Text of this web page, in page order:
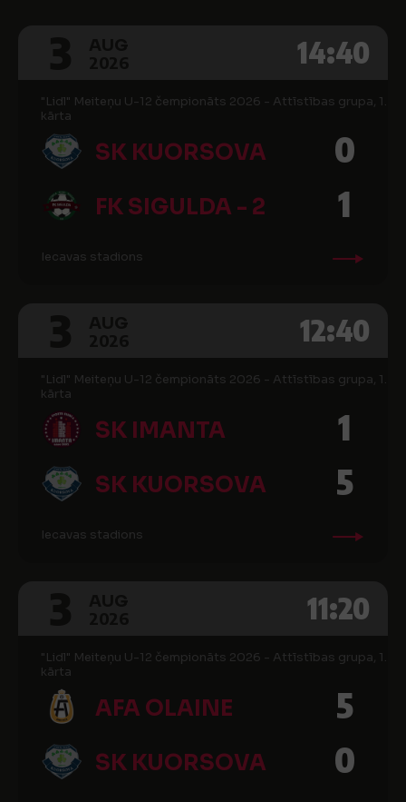
14:40
"Lidl" Meiteņu U-12 čempionāts 2026 - Attīstības grupa, 1.
kārta
SK KUORSOVA 0
FK SIGULDA - 2 1
Iecavas stadions
12:40
"Lidl" Meiteņu U-12 čempionāts 2026 - Attīstības grupa, 1.
kārta
SK IMANTA 1
SK KUORSOVA 5
Iecavas stadions
11:20
"Lidl" Meiteņu U-12 čempionāts 2026 - Attīstības grupa, 1.
kārta
AFA OLAINE 5
SK KUORSOVA 0